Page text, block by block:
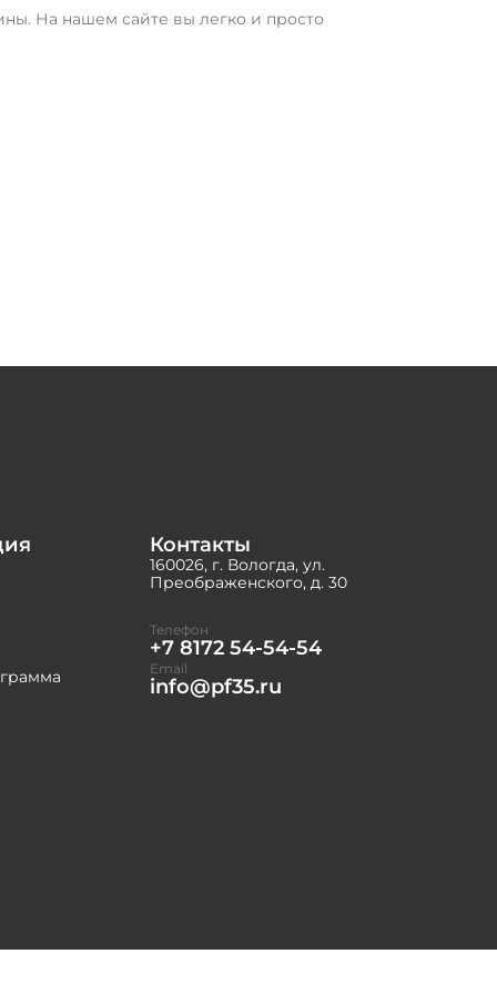
На нашем сайте вы легко и просто
Контакты
160026, г. Вологда, ул.
Преображенского, д. 30
Телефон
+7 8172 54-54-54
Email
info@pf35.ru